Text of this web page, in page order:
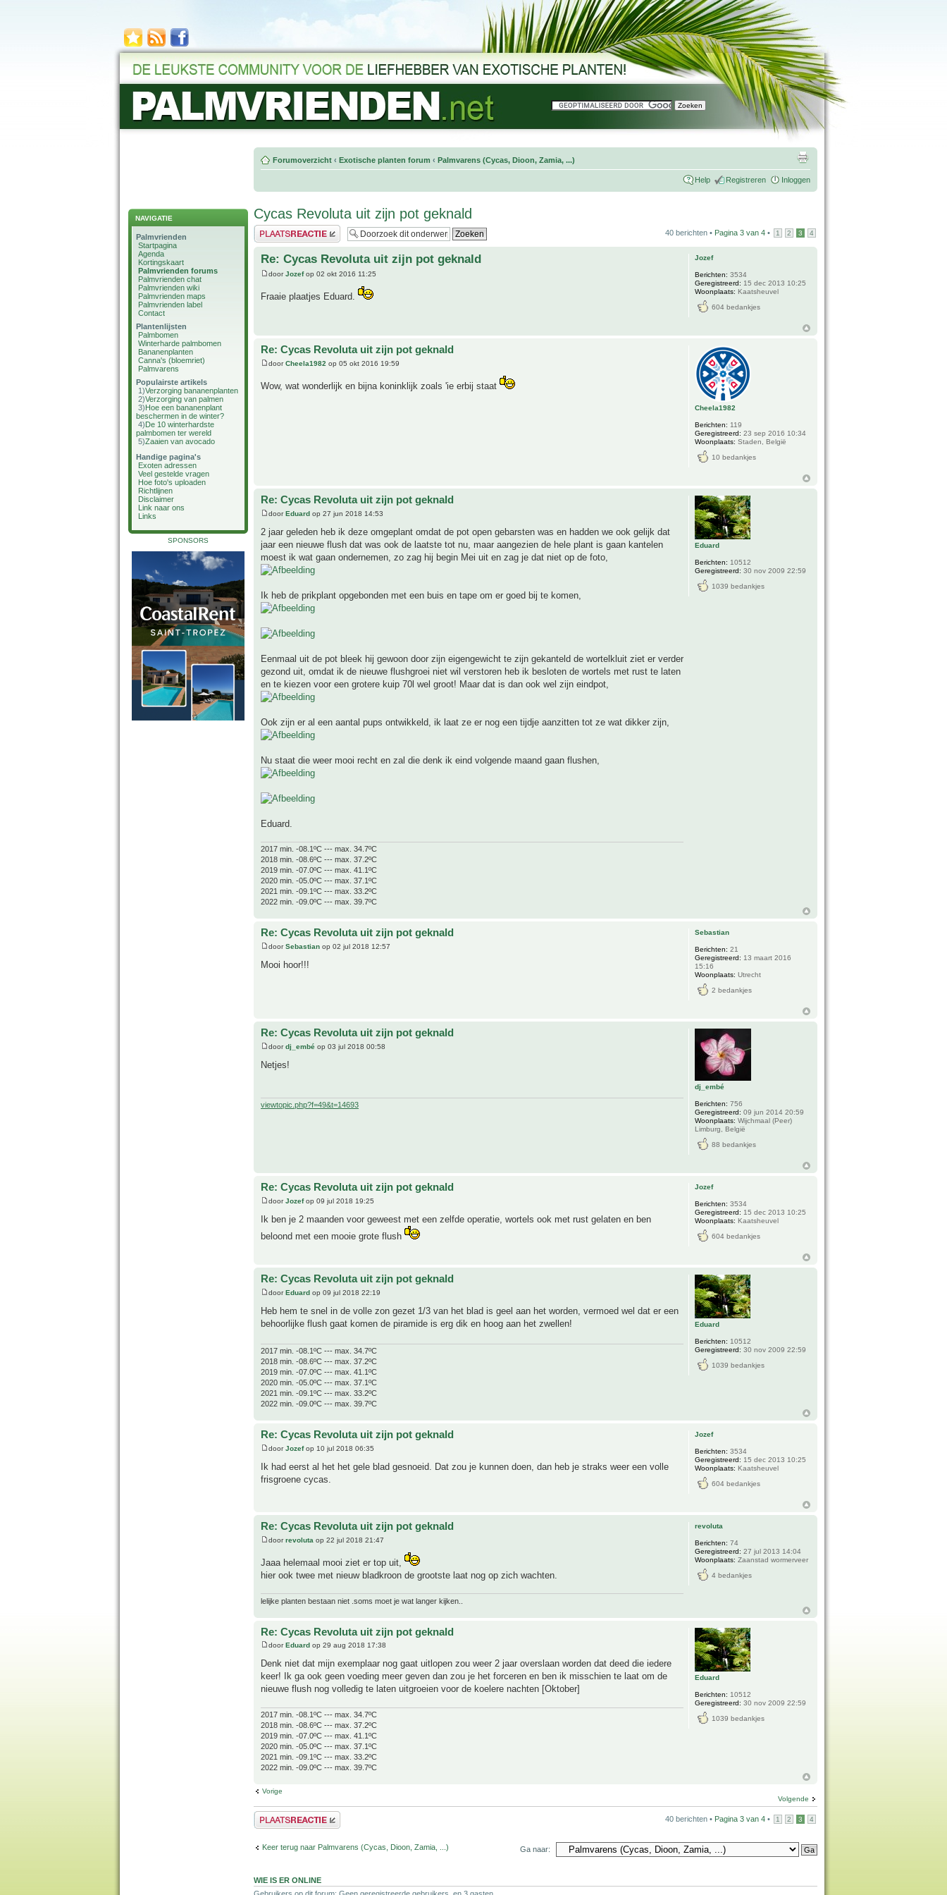
NAVIGATIE
Palmvrienden
Startpagina
Agenda
Kortingskaart
Palmvrienden forums
Palmvrienden chat
Palmvrienden wiki
Palmvrienden maps
Palmvrienden label
Contact
Plantenlijsten
Palmbomen
Winterharde palmbomen
Bananenplanten
Canna's (bloemriet)
Palmvarens
Populairste artikels
1)Verzorging bananenplanten
2)Verzorging van palmen
3)Hoe een bananenplant
beschermen in de winter?
4)De 10 winterhardste
palmbomen ter wereld
5)Zaaien van avocado
Handige pagina's
Exoten adressen
Veel gestelde vragen
Hoe foto's uploaden
Richtlijnen
Disclaimer
Link naar ons
Links
SPONSORS
Forumoverzicht ‹ Exotische planten forum ‹ Palmvarens (Cycas, Dioon, Zamia, ...)
Help Registreren Inloggen
Cycas Revoluta uit zijn pot geknald
Plaats een reactie 40 berichten • Pagina 3 van 4 • 1 2 3 4
Re: Cycas Revoluta uit zijn pot geknald
doorJozefop 02 okt 2016 11:25
Fraaie plaatjes Eduard.
Jozef
Berichten: 3534
Geregistreerd: 15 dec 2013 10:25
Woonplaats: Kaatsheuvel
604 bedankjes
Re: Cycas Revoluta uit zijn pot geknald
doorCheela1982 op 05 okt 2016 19:59
Wow, wat wonderlijk en bijna koninklijk zoals 'ie erbij staat
Cheela1982
Berichten: 119
Geregistreerd: 23 sep 2016 10:34
Woonplaats: Staden, België
10 bedankjes
Re: Cycas Revoluta uit zijn pot geknald
doorEduard op 27 jun 2018 14:53
2 jaar geleden heb ik deze omgeplant omdat de pot open gebarsten was en hadden we ook gelijk dat
jaar een nieuwe flush dat was ook de laatste tot nu, maar aangezien de hele plant is gaan kantelen
moest ik wat gaan ondernemen, zo zag hij begin Mei uit en zag je dat niet op de foto,
Ik heb de prikplant opgebonden met een buis en tape om er goed bij te komen,
Eenmaal uit de pot bleek hij gewoon door zijn eigengewicht te zijn gekanteld de wortelkluit ziet er verder
gezond uit, omdat ik de nieuwe flushgroei niet wil verstoren heb ik besloten de wortels met rust te laten
en te kiezen voor een grotere kuip 70l wel groot! Maar dat is dan ook wel zijn eindpot,
Ook zijn er al een aantal pups ontwikkeld, ik laat ze er nog een tijdje aanzitten tot ze wat dikker zijn,
Nu staat die weer mooi recht en zal die denk ik eind volgende maand gaan flushen,
Eduard.
2017 min. -08.1ºC --- max. 34.7ºC
2018 min. -08.6ºC --- max. 37.2ºC
2019 min. -07.0ºC --- max. 41.1ºC
2020 min. -05.0ºC --- max. 37.1ºC
2021 min. -09.1ºC --- max. 33.2ºC
2022 min. -09.0ºC --- max. 39.7ºC
Eduard
Berichten: 10512
Geregistreerd: 30 nov 2009 22:59
1039 bedankjes
Re: Cycas Revoluta uit zijn pot geknald
doorSebastian op 02 jul 2018 12:57
Mooi hoor!!!
Sebastian
Berichten: 21
Geregistreerd: 13 maart 2016
15:16
Woonplaats: Utrecht
2 bedankjes
Re: Cycas Revoluta uit zijn pot geknald
doordj_embé op 03 jul 2018 00:58
Netjes!
viewtopic.php?f=49&t=14693
dj_embé
Berichten: 756
Geregistreerd: 09 jun 2014 20:59
Woonplaats: Wijchmaal (Peer)
Limburg, België
88 bedankjes
Re: Cycas Revoluta uit zijn pot geknald
doorJozefop 09 jul 2018 19:25
Ik ben je 2 maanden voor geweest met een zelfde operatie, wortels ook met rust gelaten en ben
beloond met een mooie grote flush
Jozef
Berichten: 3534
Geregistreerd: 15 dec 2013 10:25
Woonplaats: Kaatsheuvel
604 bedankjes
Re: Cycas Revoluta uit zijn pot geknald
doorEduard op 09 jul 2018 22:19
Heb hem te snel in de volle zon gezet 1/3 van het blad is geel aan het worden, vermoed wel dat er een
behoorlijke flush gaat komen de piramide is erg dik en hoog aan het zwellen!
2017 min. -08.1ºC --- max. 34.7ºC
2018 min. -08.6ºC --- max. 37.2ºC
2019 min. -07.0ºC --- max. 41.1ºC
2020 min. -05.0ºC --- max. 37.1ºC
2021 min. -09.1ºC --- max. 33.2ºC
2022 min. -09.0ºC --- max. 39.7ºC
Eduard
Berichten: 10512
Geregistreerd: 30 nov 2009 22:59
1039 bedankjes
Re: Cycas Revoluta uit zijn pot geknald
doorJozefop 10 jul 2018 06:35
Ik had eerst al het het gele blad gesnoeid. Dat zou je kunnen doen, dan heb je straks weer een volle
frisgroene cycas.
Jozef
Berichten: 3534
Geregistreerd: 15 dec 2013 10:25
Woonplaats: Kaatsheuvel
604 bedankjes
Re: Cycas Revoluta uit zijn pot geknald
doorrevoluta op 22 jul 2018 21:47
Jaaa helemaal mooi ziet er top uit,
hier ook twee met nieuw bladkroon de grootste laat nog op zich wachten.
lelijke planten bestaan niet .soms moet je wat langer kijken..
revoluta
Berichten: 74
Geregistreerd: 27 jul 2013 14:04
Woonplaats: Zaanstad wormerveer
4 bedankjes
Re: Cycas Revoluta uit zijn pot geknald
doorEduard op 29 aug 2018 17:38
Denk niet dat mijn exemplaar nog gaat uitlopen zou weer 2 jaar overslaan worden dat deed die iedere
keer! Ik ga ook geen voeding meer geven dan zou je het forceren en ben ik misschien te laat om de
nieuwe flush nog volledig te laten uitgroeien voor de koelere nachten [Oktober]
2017 min. -08.1ºC --- max. 34.7ºC
2018 min. -08.6ºC --- max. 37.2ºC
2019 min. -07.0ºC --- max. 41.1ºC
2020 min. -05.0ºC --- max. 37.1ºC
2021 min. -09.1ºC --- max. 33.2ºC
2022 min. -09.0ºC --- max. 39.7ºC
Eduard
Berichten: 10512
Geregistreerd: 30 nov 2009 22:59
1039 bedankjes
Vorige
Volgende
Plaats een reactie 40 berichten • Pagina 3 van 4 • 1 2 3 4
Keer terug naar Palmvarens (Cycas, Dioon, Zamia, ...) Ga naar:
WIE IS ER ONLINE